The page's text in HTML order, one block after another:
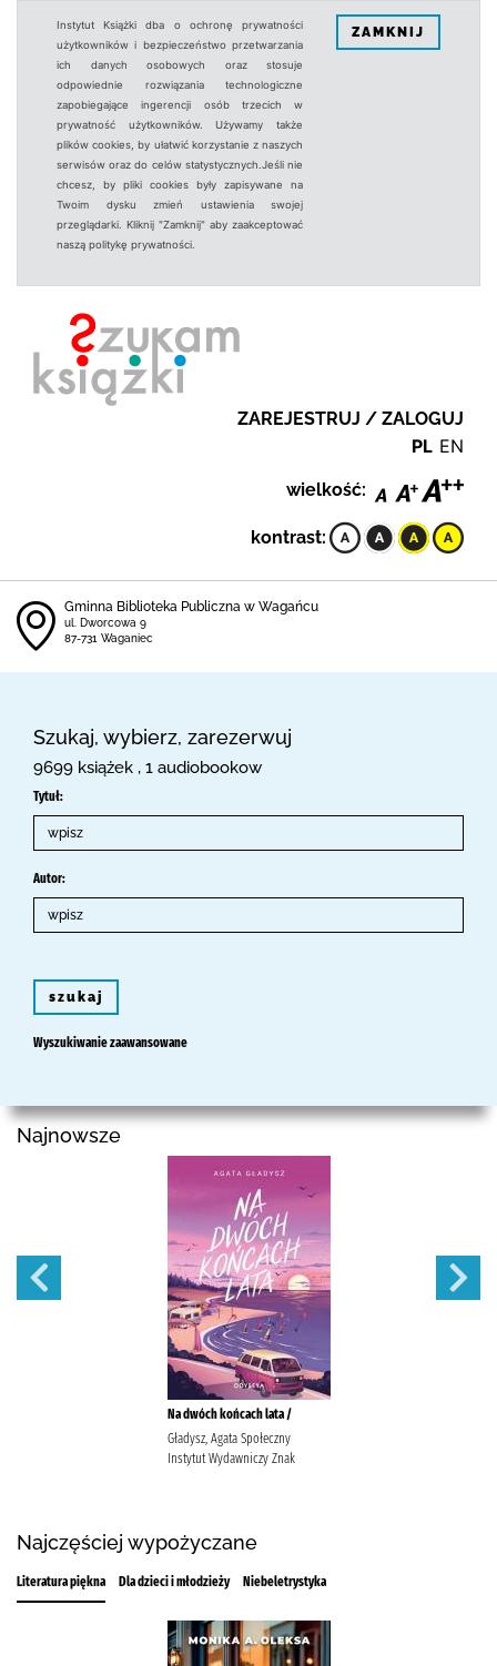
Instytut Książki dba o ochronę prywatności
użytkowników i bezpieczeństwo przetwarzania
ich danych osobowych oraz stosuje
odpowiednie rozwiązania technologiczne
zapobiegające ingerencji osób trzecich w
prywatność użytkowników. Używamy także
plików cookies, by ułatwić korzystanie z naszych
serwisów oraz do celów statystycznych.Jeśli nie
chcesz, by pliki cookies były zapisywane na
Twoim dysku zmień ustawienia swojej
przeglądarki. Kliknij "Zamknij" aby zaakceptować
naszą politykę prywatności.
ZAMKNIJ
ZAREJESTRUJ / ZALOGUJ
PL EN
wielkość:
kontrast:
Gminna Biblioteka Publiczna w Wagańcu
ul. Dworcowa 9
87-731 Waganiec
Szukaj, wybierz, zarezerwuj
9699 książek , 1 audiobookow
Tytuł:
Autor:
szukaj
Wyszukiwanie zaawansowane
Najnowsze
Na dwóch końcach lata /
Gładysz, Agata Społeczny
Instytut Wydawniczy Znak
Najczęściej wypożyczane
Literatura piękna Dla dzieci i młodzieży Niebeletrystyka